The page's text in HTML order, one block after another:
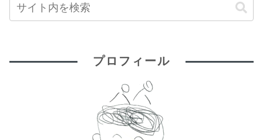
プロフィール